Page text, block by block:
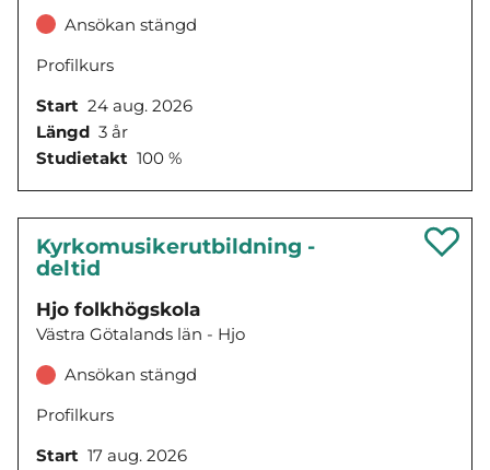
Ansökan stängd
Profilkurs
Start 24 aug. 2026
Längd 3 år
Studietakt 100 %
Kyrkomusikerutbildning -
deltid
Hjo folkhögskola
Västra Götalands län - Hjo
Ansökan stängd
Profilkurs
Start 17 aug. 2026